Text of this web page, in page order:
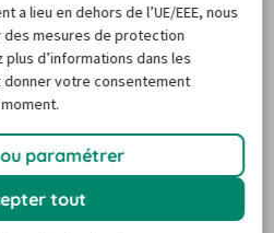
de voiture
?
une voiture à
de caution ?
en aller
a lieu en dehors de l’UE/EEE, nous
mesures de protection
d’informations dans les
donner votre consentement
paramétrer
tout